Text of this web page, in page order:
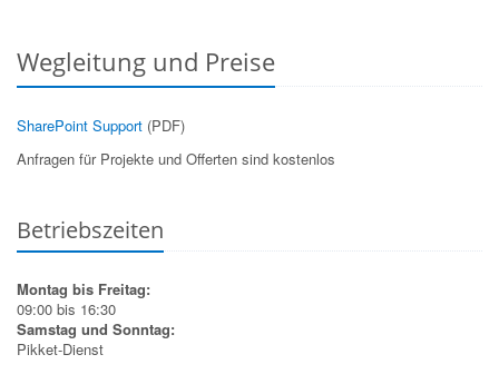
Wegleitung und Preise
SharePoint Support (PDF)
Anfragen für Projekte und Offerten sind kostenlos
Betriebszeiten
Montag bis Freitag:
09:00 bis 16:30
Samstag und Sonntag:
Pikket-Dienst